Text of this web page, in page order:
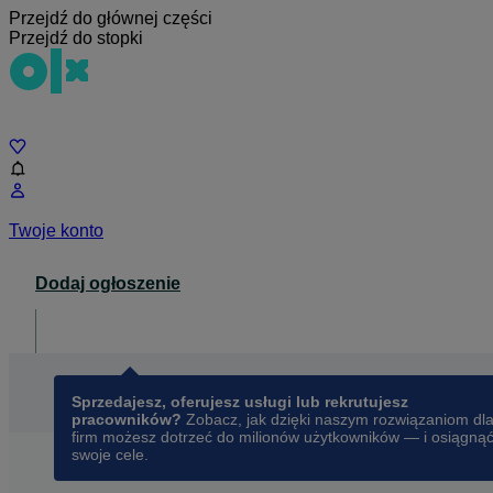
Przejdź do głównej części
Przejdź do stopki
Twoje konto
Dodaj ogłoszenie
Sprzedajesz, oferujesz usługi lub rekrutujesz
pracowników? Zobacz, jak dzięki naszym rozwiązaniom dla
firm możesz dotrzeć do milionów użytkowników — i osiągnąć
swoje cele.